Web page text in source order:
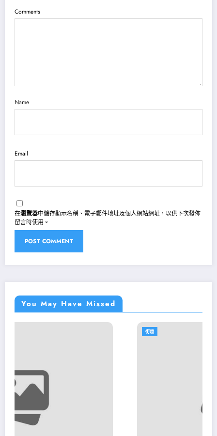
Comments
Name
Email
在瀏覽器中儲存顯示名稱、電子郵件地址及個人網站網址，以供下次發佈
留言時使用。
You May Have Missed